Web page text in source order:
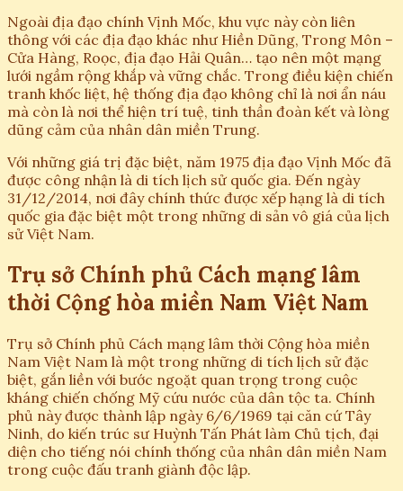
Ngoài địa đạo chính Vịnh Mốc, khu vực này còn liên
thông với các địa đạo khác như Hiền Dũng, Trong Môn –
Cửa Hàng, Roọc, địa đạo Hải Quân… tạo nên một mạng
lưới ngầm rộng khắp và vững chắc. Trong điều kiện chiến
tranh khốc liệt, hệ thống địa đạo không chỉ là nơi ẩn náu
mà còn là nơi thể hiện trí tuệ, tinh thần đoàn kết và lòng
dũng cảm của nhân dân miền Trung.
Với những giá trị đặc biệt, năm 1975 địa đạo Vịnh Mốc đã
được công nhận là di tích lịch sử quốc gia. Đến ngày
31/12/2014, nơi đây chính thức được xếp hạng là di tích
quốc gia đặc biệt một trong những di sản vô giá của lịch
sử Việt Nam.
Trụ sở Chính phủ Cách mạng lâm
thời Cộng hòa miền Nam Việt Nam
Trụ sở Chính phủ Cách mạng lâm thời Cộng hòa miền
Nam Việt Nam là một trong những di tích lịch sử đặc
biệt, gắn liền với bước ngoặt quan trọng trong cuộc
kháng chiến chống Mỹ cứu nước của dân tộc ta. Chính
phủ này được thành lập ngày 6/6/1969 tại căn cứ Tây
Ninh, do kiến trúc sư Huỳnh Tấn Phát làm Chủ tịch, đại
diện cho tiếng nói chính thống của nhân dân miền Nam
trong cuộc đấu tranh giành độc lập.